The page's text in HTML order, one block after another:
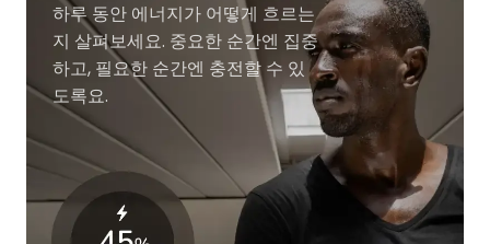
하루 동안 에너지가 어떻게 흐르는
지 살펴보세요. 중요한 순간엔 집중
하고, 필요한 순간엔 충전할 수 있
도록요.